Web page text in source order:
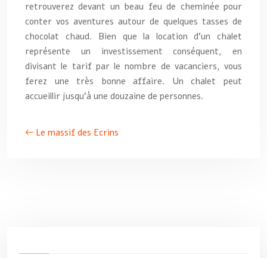
retrouverez devant un beau feu de cheminée pour
conter vos aventures autour de quelques tasses de
chocolat chaud. Bien que la location d’un chalet
représente un investissement conséquent, en
divisant le tarif par le nombre de vacanciers, vous
ferez une très bonne affaire. Un chalet peut
accueillir jusqu’à une douzaine de personnes.
Le massif des Ecrins